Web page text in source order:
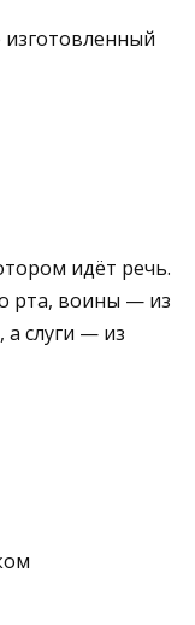
идёт речь.
рта, воины — из
слуги — из